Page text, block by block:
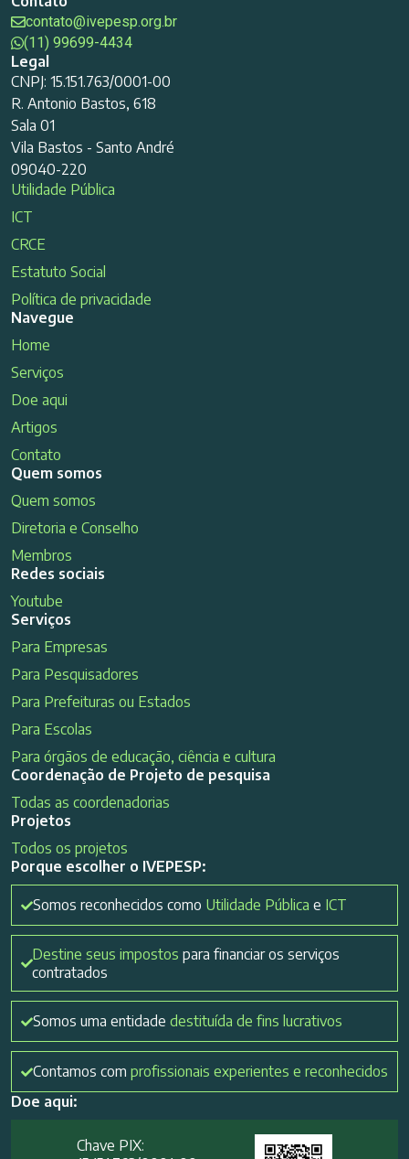
contato@ivepesp.org.br
(11) 99699-4434
Legal
CNPJ: 15.151.763/0001-00
R. Antonio Bastos, 618
Sala 01
Vila Bastos - Santo André
09040-220
Utilidade Pública
ICT
CRCE
Estatuto Social
Política de privacidade
Navegue
Home
Serviços
Doe aqui
Artigos
Contato
Quem somos
Quem somos
Diretoria e Conselho
Membros
Redes sociais
Youtube
Serviços
Para Empresas
Para Pesquisadores
Para Prefeituras ou Estados
Para Escolas
Para órgãos de educação, ciência e cultura
Coordenação de Projeto de pesquisa
Todas as coordenadorias
Projetos
Todos os projetos
Porque escolher o IVEPESP:
Somos reconhecidos como Utilidade Pública e ICT
Destine seus impostos para financiar os serviços
contratados
Somos uma entidade destituída de fins lucrativos
Contamos com profissionais experientes e reconhecidos
Doe aqui:
Chave PIX: